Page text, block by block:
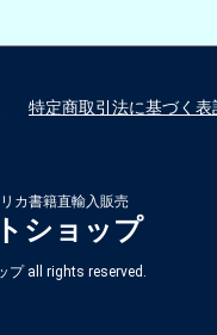
特定商取引法に基づく表
カ書籍直輸入販売
ショップ
プ all rights reserved.